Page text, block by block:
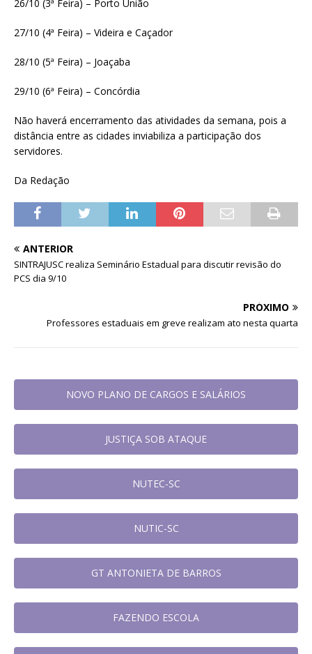
26/10 (3ª Feira) – Porto União
27/10 (4ª Feira) – Videira e Caçador
28/10 (5ª Feira) – Joaçaba
29/10 (6ª Feira) – Concórdia
Não haverá encerramento das atividades da semana, pois a
distância entre as cidades inviabiliza a participação dos
servidores.
Da Redação
ANTERIOR
SINTRAJUSC realiza Seminário Estadual para discutir revisão do
PCS dia 9/10
PRÓXIMO
Professores estaduais em greve realizam ato nesta quarta
NOVO PLANO DE CARGOS E SALÁRIOS
JUSTIÇA SOB ATAQUE
NUTEC-SC
NUTIC-SC
GT ANTONIETA DE BARROS
FAZENDO ESCOLA